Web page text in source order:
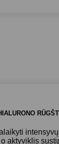
aktyviklis